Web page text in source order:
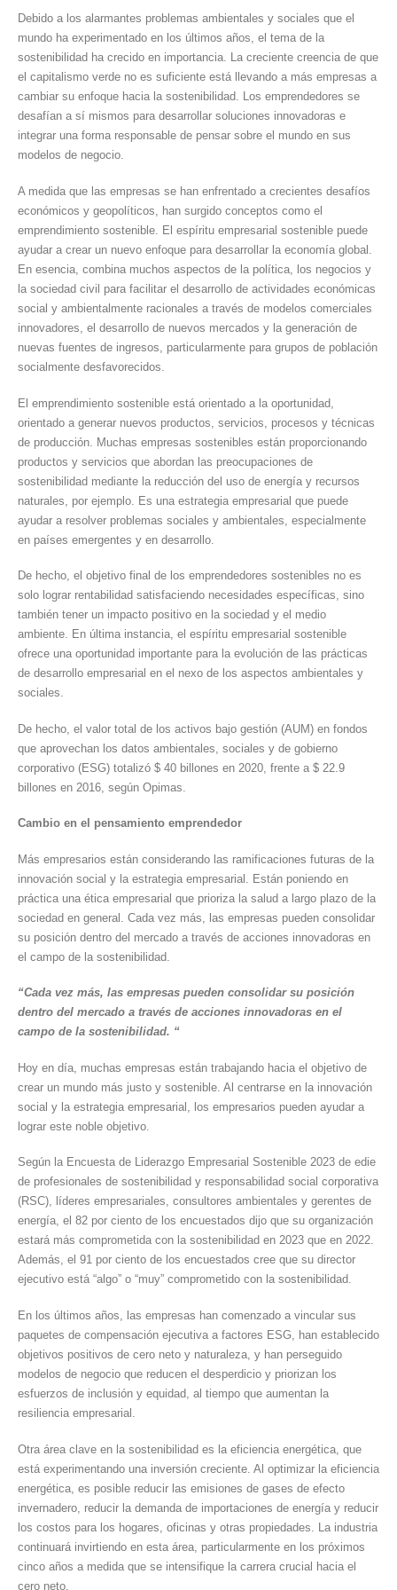
a
las
Debido a los alarmantes problemas ambientales y sociales que el
mundo ha experimentado en los últimos años, el tema de la
sostenibilidad ha crecido en importancia. La creciente creencia de que
el capitalismo verde no es suficiente está llevando a más empresas a
cambiar su enfoque hacia la sostenibilidad. Los emprendedores se
desafían a sí mismos para desarrollar soluciones innovadoras e
integrar una forma responsable de pensar sobre el mundo en sus
modelos de negocio.
A medida que las empresas se han enfrentado a crecientes desafíos
económicos y geopolíticos, han surgido conceptos como el
emprendimiento sostenible. El espíritu empresarial sostenible puede
ayudar a crear un nuevo enfoque para desarrollar la economía global.
En esencia, combina muchos aspectos de la política, los negocios y
la sociedad civil para facilitar el desarrollo de actividades económicas
social y ambientalmente racionales a través de modelos comerciales
innovadores, el desarrollo de nuevos mercados y la generación de
nuevas fuentes de ingresos, particularmente para grupos de población
socialmente desfavorecidos.
El emprendimiento sostenible está orientado a la oportunidad,
orientado a generar nuevos productos, servicios, procesos y técnicas
de producción. Muchas empresas sostenibles están proporcionando
productos y servicios que abordan las preocupaciones de
sostenibilidad mediante la reducción del uso de energía y recursos
naturales, por ejemplo. Es una estrategia empresarial que puede
ayudar a resolver problemas sociales y ambientales, especialmente
en países emergentes y en desarrollo.
De hecho, el objetivo final de los emprendedores sostenibles no es
solo lograr rentabilidad satisfaciendo necesidades específicas, sino
también tener un impacto positivo en la sociedad y el medio
ambiente. En última instancia, el espíritu empresarial sostenible
ofrece una oportunidad importante para la evolución de las prácticas
de desarrollo empresarial en el nexo de los aspectos ambientales y
sociales.
De hecho, el valor total de los activos bajo gestión (AUM) en fondos
que aprovechan los datos ambientales, sociales y de gobierno
corporativo (ESG) totalizó $ 40 billones en 2020, frente a $ 22.9
billones en 2016, según Opimas.
Cambio en el pensamiento emprendedor
Más empresarios están considerando las ramificaciones futuras de la
innovación social y la estrategia empresarial. Están poniendo en
práctica una ética empresarial que prioriza la salud a largo plazo de la
sociedad en general. Cada vez más, las empresas pueden consolidar
su posición dentro del mercado a través de acciones innovadoras en
el campo de la sostenibilidad.
“Cada vez más, las empresas pueden consolidar su posición
dentro del mercado a través de acciones innovadoras en el
campo de la sostenibilidad. “
Hoy en día, muchas empresas están trabajando hacia el objetivo de
crear un mundo más justo y sostenible. Al centrarse en la innovación
social y la estrategia empresarial, los empresarios pueden ayudar a
lograr este noble objetivo.
Según la Encuesta de Liderazgo Empresarial Sostenible 2023 de edie
de profesionales de sostenibilidad y responsabilidad social corporativa
(RSC), líderes empresariales, consultores ambientales y gerentes de
energía, el 82 por ciento de los encuestados dijo que su organización
estará más comprometida con la sostenibilidad en 2023 que en 2022.
Además, el 91 por ciento de los encuestados cree que su director
ejecutivo está “algo” o “muy” comprometido con la sostenibilidad.
En los últimos años, las empresas han comenzado a vincular sus
paquetes de compensación ejecutiva a factores ESG, han establecido
objetivos positivos de cero neto y naturaleza, y han perseguido
modelos de negocio que reducen el desperdicio y priorizan los
esfuerzos de inclusión y equidad, al tiempo que aumentan la
resiliencia empresarial.
Otra área clave en la sostenibilidad es la eficiencia energética, que
está experimentando una inversión creciente. Al optimizar la eficiencia
energética, es posible reducir las emisiones de gases de efecto
invernadero, reducir la demanda de importaciones de energía y reducir
los costos para los hogares, oficinas y otras propiedades. La industria
continuará invirtiendo en esta área, particularmente en los próximos
cinco años a medida que se intensifique la carrera crucial hacia el
cero neto.